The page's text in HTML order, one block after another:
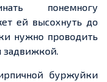
понемногу
ей высохнуть до
нужно проводить
буржуйки